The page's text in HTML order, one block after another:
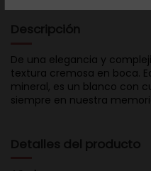
Descripción
De una elegancia y
textura cremosa en boca.
mineral, es un blanco con
siempre en nuestra
Detalles del producto